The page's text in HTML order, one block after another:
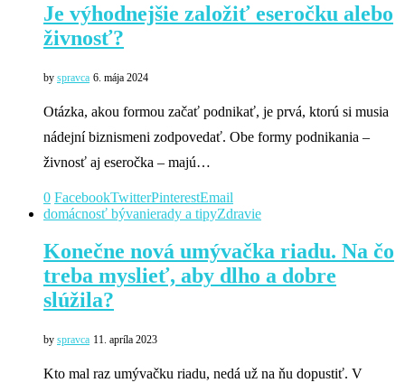
Je výhodnejšie založiť eseročku alebo
živnosť?
by spravca 6. mája 2024
Otázka, akou formou začať podnikať, je prvá, ktorú si musia
nádejní biznismeni zodpovedať. Obe formy podnikania –
živnosť aj eseročka – majú…
0 FacebookTwitterPinterestEmail
domácnosť bývanierady a tipyZdravie
Konečne nová umývačka riadu. Na čo
treba myslieť, aby dlho a dobre
slúžila?
by spravca 11. apríla 2023
Kto mal raz umývačku riadu, nedá už na ňu dopustiť. V